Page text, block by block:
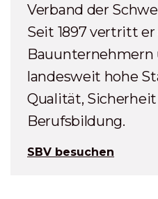
Verband der
Seit 1897 vertritt
Bauunternehmern
landesweit hohe
Qualität,
Berufsbildung.
SBV besuchen